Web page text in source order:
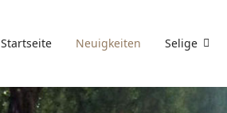
Startseite Neuigkeiten Selige